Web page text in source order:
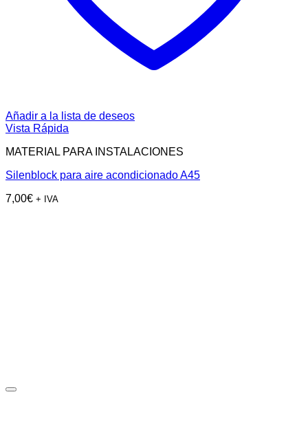
Añadir a la lista de deseos
Vista Rápida
MATERIAL PARA INSTALACIONES
Silenblock para aire acondicionado A45
7,00€ + IVA